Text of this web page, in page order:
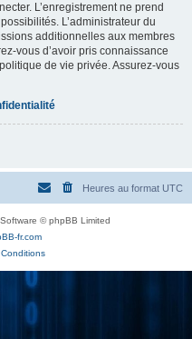
L’enregistrement ne prend
L’administrateur du
additionnelles aux membres
vous d’avoir pris connaissance
de vie privée. Assurez-vous
Heures au format UTC
© phpBB Limited
fr.com
Conditions